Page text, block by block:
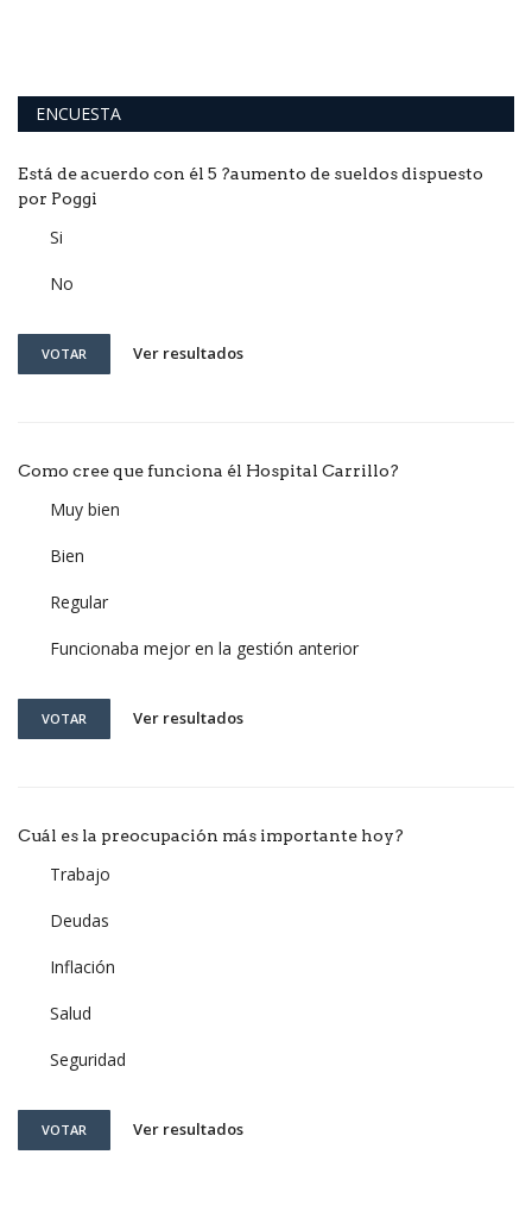
ENCUESTA
Está de acuerdo con él 5 ?aumento de sueldos dispuesto
por Poggi
Si
No
VOTAR Ver resultados
Como cree que funciona él Hospital Carrillo?
Muy bien
Bien
Regular
Funcionaba mejor en la gestión anterior
VOTAR Ver resultados
Cuál es la preocupación más importante hoy?
Trabajo
Deudas
Inflación
Salud
Seguridad
VOTAR Ver resultados